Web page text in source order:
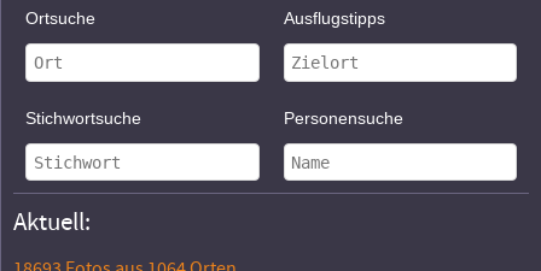
Ortsuche Ausflugstipps
Stichwortsuche Personensuche
Aktuell: